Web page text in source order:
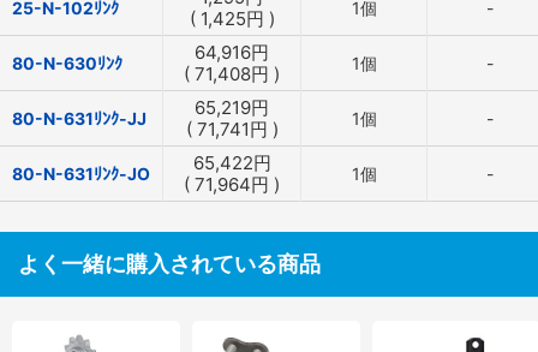
25-N-102ﾘﾝｸ
( 1,425円 ) 1個 -
80-N-630ﾘﾝｸ 64,916円
( 71,408円 ) 1個 -
80-N-631ﾘﾝｸ-JJ 65,219円
( 71,741円 ) 1個 -
80-N-631ﾘﾝｸ-JO 65,422円
( 71,964円 ) 1個 -
よく一緒に購入されている商品